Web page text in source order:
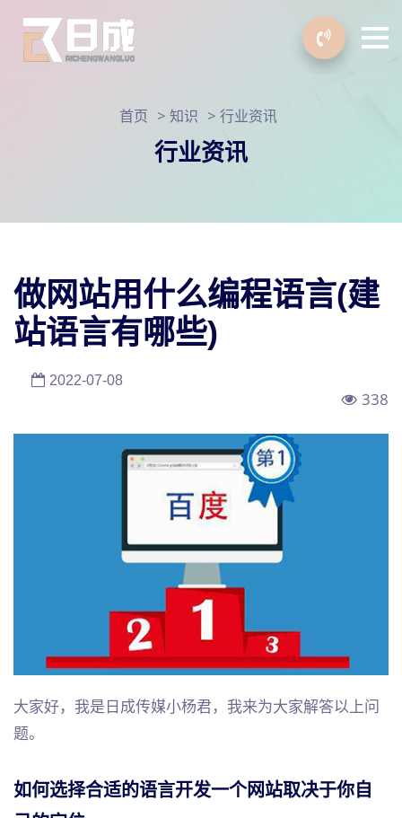
首页 > 知识 > 行业资讯
行业资讯
做网站用什么编程语言(建
站语言有哪些)
2022-07-08
338
大家好，我是日成传媒小杨君，我来为大家解答以上问
题。
如何选择合适的语言开发一个网站取决于你自